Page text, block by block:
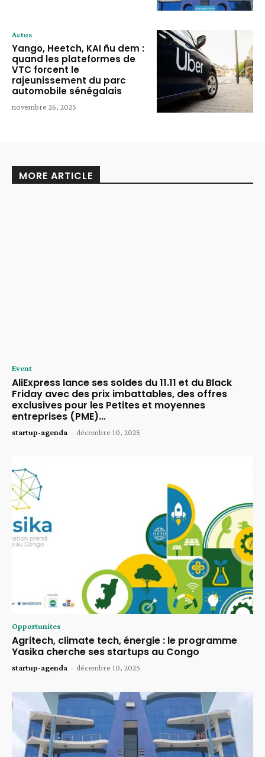
Actus
Yango, Heetch, KAI ñu dem :
quand les plateformes de
VTC forcent le
rajeunissement du parc
automobile sénégalais
novembre 26, 2025
MORE ARTICLE
Event
AliExpress lance ses soldes du 11.11 et du Black
Friday avec des prix imbattables, des offres
exclusives pour les Petites et moyennes
entreprises (PME)...
startup-agenda - décembre 10, 2025
Opportunites
Agritech, climate tech, énergie : le programme
Yasika cherche ses startups au Congo
startup-agenda - décembre 10, 2025